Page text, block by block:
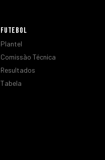
FUTEBOL
Plantel
Comissão Técnica
Resultados
Tabela